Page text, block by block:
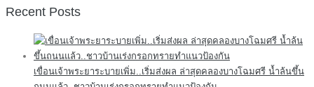
Recent Posts
เขื่อนเจ้าพระยาระบายเพิ่ม..เริ่มส่งผล ล่าสุดคลองบางโฉมศรี น้ำล้นขึ้น